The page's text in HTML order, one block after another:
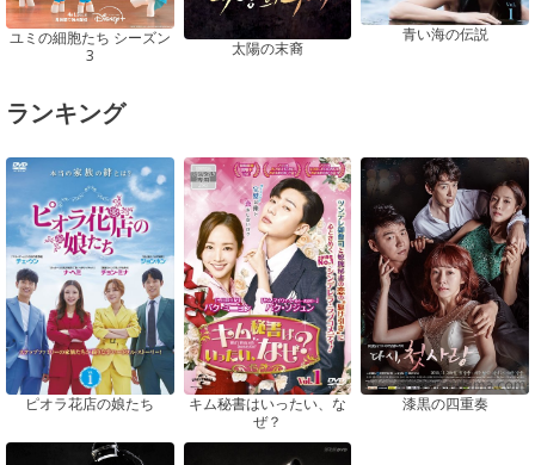
ユミの細胞たち シーズン
3
太陽の末裔
青い海の伝説
ランキング
ピオラ花店の娘たち
キム秘書はいったい、な
ぜ？
漆黒の四重奏